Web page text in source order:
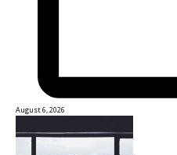
August 6, 2026